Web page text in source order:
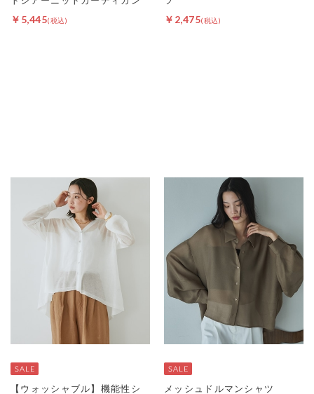
￥5,445 ￥2,475
【ウォッシャブル】機能性シ
メッシュドルマンシャツ